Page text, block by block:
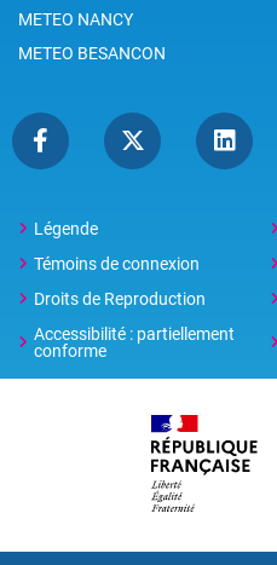
METEO NANCY
METEO BESANCON
Légende
Témoins de connexion
Droits de Reproduction
Accessibilité : partiellement
conforme